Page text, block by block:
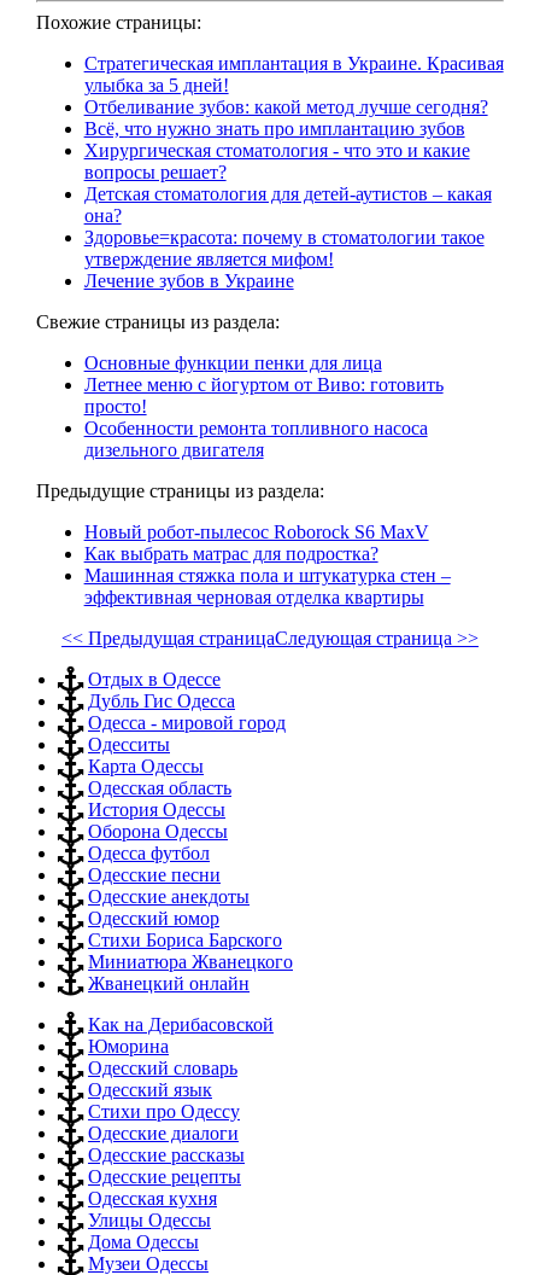
Похожие страницы:
Стратегическая имплантация в Украине. Красивая
улыбка за 5 дней!
Отбеливание зубов: какой метод лучше сегодня?
Всё, что нужно знать про имплантацию зубов
Хирургическая стоматология - что это и какие
вопросы решает?
Детская стоматология для детей-аутистов – какая
она?
Здоровье=красота: почему в стоматологии такое
утверждение является мифом!
Лечение зубов в Украине
Свежие страницы из раздела:
Основные функции пенки для лица
Летнее меню с йогуртом от Виво: готовить
просто!
Особенности ремонта топливного насоса
дизельного двигателя
Предыдущие страницы из раздела:
Новый робот-пылесос Roborock S6 MaxV
Как выбрать матрас для подростка?
Машинная стяжка пола и штукатурка стен –
эффективная черновая отделка квартиры
<< Предыдущая страницаСледующая страница >>
Отдых в Одессе
Дубль Гис Одесса
Одесса - мировой город
Одесситы
Карта Одессы
Одесская область
История Одессы
Оборона Одессы
Одесса футбол
Одесские песни
Одесские анекдоты
Одесский юмор
Стихи Бориса Барского
Миниатюра Жванецкого
Жванецкий онлайн
Как на Дерибасовской
Юморина
Одесский словарь
Одесский язык
Стихи про Одессу
Одесские диалоги
Одесские рассказы
Одесские рецепты
Одесская кухня
Улицы Одессы
Дома Одессы
Музеи Одессы